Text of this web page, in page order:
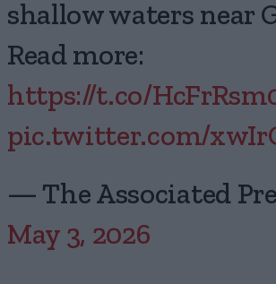
shallow waters near
Read more:
https://t.co/
pic.twitter.com/
— The Associated
May 3, 2026